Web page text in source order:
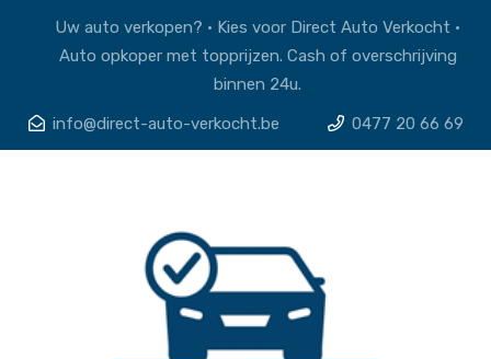
Uw auto verkopen? • Kies voor Direct Auto Verkocht •
Auto opkoper met topprijzen. Cash of overschrijving
binnen 24u.
info@direct-auto-verkocht.be
0477 20 66 69